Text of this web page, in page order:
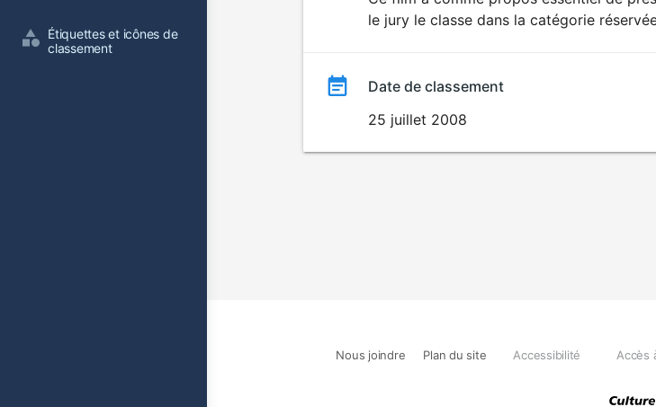
Étiquettes et icônes de
classement
SEXUALITÉ
EXPLICITE
le jury le classe dans la catégorie
Date de classement
25 juillet 2008
Nous joindre Plan du site Accessibilité Accès